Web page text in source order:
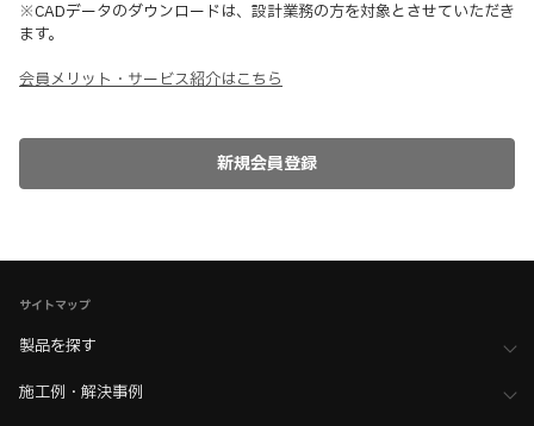
※CADデータのダウンロードは、設計業務の方を対象とさせていただき
ます。
会員メリット・サービス紹介はこちら
サイトマップ
製品を探す
施工例・解決事例